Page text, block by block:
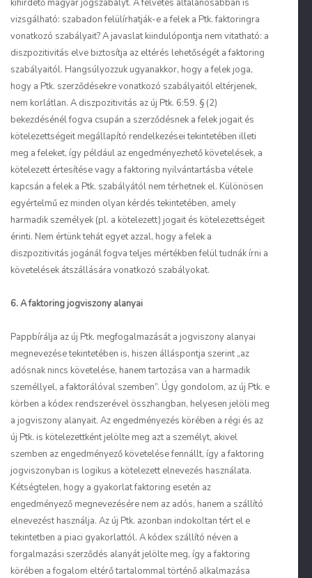
kihirdető magyar jogszabályt. A felvetés általánosabban is
vizsgálható: szabadon felülírhatják-e a felek a Ptk. faktoringra
vonatkozó szabályait? A javaslat kiindulópontja nem vitatható: a
diszpozitivitás elve biztosítja az eltérés lehetőségét a faktoring
szabályaitól. Hangsúlyozzuk ugyanakkor, hogy a felek joga,
hogy a Ptk. szerződésekre vonatkozó szabályaitól eltérjenek,
nem korlátlan. A diszpozitivitás az új Ptk. 6:59. § (2)
bekezdésénél fogva csupán a szerződésnek a felek jogait és
kötelezettségeit megállapító rendelkezései tekintetében illeti
meg a feleket, így például az engedményezhető követelések, a
kötelezett értesítése vagy a faktoring nyilvántartásba vétele
kapcsán a felek a Ptk. szabályától nem térhetnek el. Különösen
egyértelmű ez minden olyan kérdés tekintetében, amely
harmadik személyek (pl. a kötelezett) jogait és kötelezettségeit
érinti. Nem értünk tehát egyet azzal, hogy a felek a
diszpozitivitás jogánál fogva teljes mértékben felül tudnák írni a
követelések átszállására vonatkozó szabályokat.
6. Afaktoring jogviszony alanyai
Pappbírálja az új Ptk. megfogalmazását a jogviszony alanyai
megnevezése tekintetében is, hiszen álláspontja szerint „az
adósnak nincs követelése, hanem tartozása van a harmadik
személlyel, a faktorálóval szemben”. Úgy gondolom, az új Ptk. e
körben a kódex rendszerével összhangban, helyesen jelöli meg
a jogviszony alanyait. Az engedményezés körében a régi és az
új Ptk. is kötelezettként jelölte meg azt a személyt, akivel
szemben az engedményező követelése fennállt, így a faktoring
jogviszonyban is logikus a kötelezett elnevezés használata.
Kétségtelen, hogy a gyakorlat faktoring esetén az
engedményező megnevezésére nem az adós, hanem a szállító
elnevezést használja. Az új Ptk. azonban indokoltan tért el e
tekintetben a piaci gyakorlattól. A kódex szállító néven a
forgalmazási szerződés alanyát jelölte meg, így a faktoring
körében a fogalom eltérő tartalommal történő alkalmazása